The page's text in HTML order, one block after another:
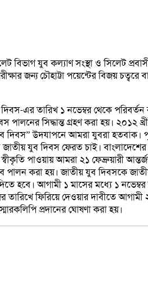
বিভাগ যুব কল্যাণ সংস্থা ও সিলেট
জন্য চৌহাট্টা পয়েন্টের বিজয়
এর তারিখ ১ নভেম্বর থেকে পরিবর্তন
সিদ্ধান্ত গ্রহণ করা হয়। ২০১২
উদযাপনে আমরা যুবরা হতবাক।
জাতীয় যুব দিবস ফেরত চাই।
পাওয়ায় আমরা ২১ ফেব্রুয়ারী
পালন করা হয়। জাতীয় যুব দিবসকে
হবে। আগামী ১ মাসের মধ্যে ১
ফিরিয়ে দেওয়ার দাবীতে আগামী
স্মারকলিপি প্রদানের ঘোষণা করা হয়।